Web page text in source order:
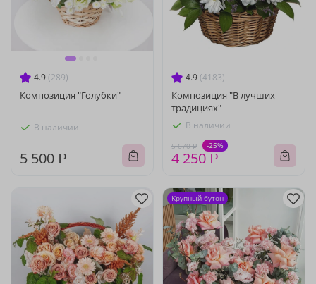
4.9 (289)
Композиция "Голубки"
В наличии
5 500 ₽
4.9 (4183)
Композиция "В лучших
традициях"
В наличии
5 670 ₽ -25%
4 250 ₽
Крупный бутон